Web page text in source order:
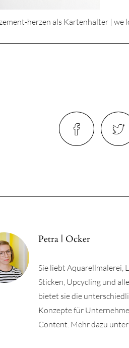
herzen als Kartenhalter | we
Petra | Ocker
Sie liebt Aquarellmalerei,
Sticken, Upcycling und
bietet sie die
Konzepte für
Content. Mehr dazu